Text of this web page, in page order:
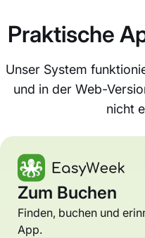
Praktische
Unser System
und in der Web-
nicht
Zum Buchen
Finden, buchen und
App.